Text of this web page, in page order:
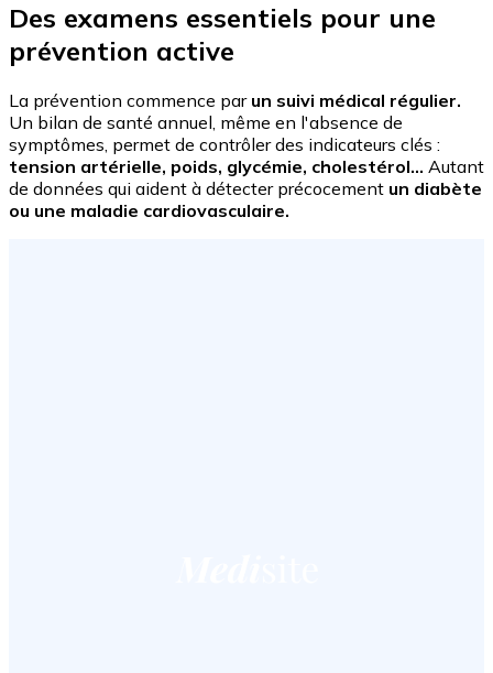
Des examens essentiels pour une
prévention active
La prévention commence par un suivi médical régulier.
Un bilan de santé annuel, même en l'absence de
symptômes, permet de contrôler des indicateurs clés :
tension artérielle, poids, glycémie, cholestérol... Autant
de données qui aident à détecter précocement un diabète
ou une maladie cardiovasculaire.